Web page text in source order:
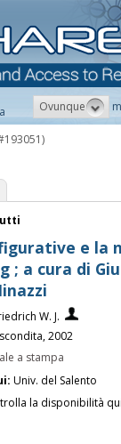
Ovunque
e la
; a cura di
W. J.
2002
a stampa
Univ. del Salento
la disponibilità